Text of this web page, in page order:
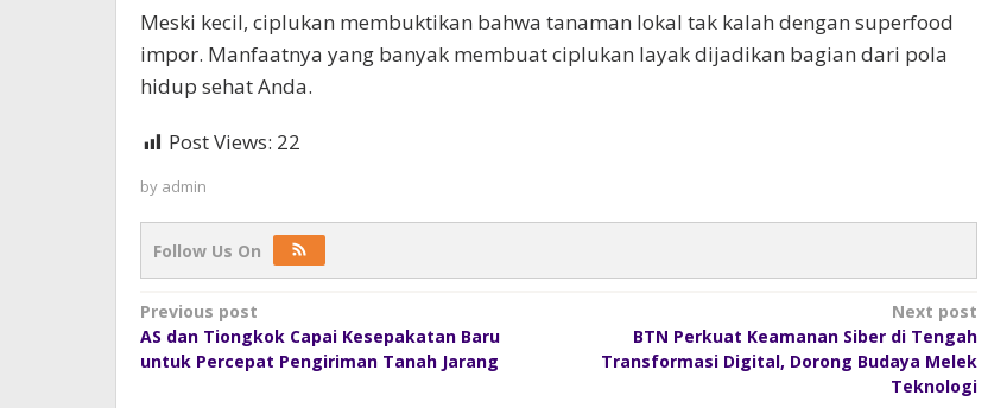
Meski kecil, ciplukan membuktikan bahwa tanaman lokal tak kalah dengan superfood
impor. Manfaatnya yang banyak membuat ciplukan layak dijadikan bagian dari pola
hidup sehat Anda.
Post Views: 22
by admin
Follow Us On
Post
navigation
Previous post
AS dan Tiongkok Capai Kesepakatan Baru
untuk Percepat Pengiriman Tanah Jarang
Next post
BTN Perkuat Keamanan Siber di Tengah
Transformasi Digital, Dorong Budaya Melek
Teknologi